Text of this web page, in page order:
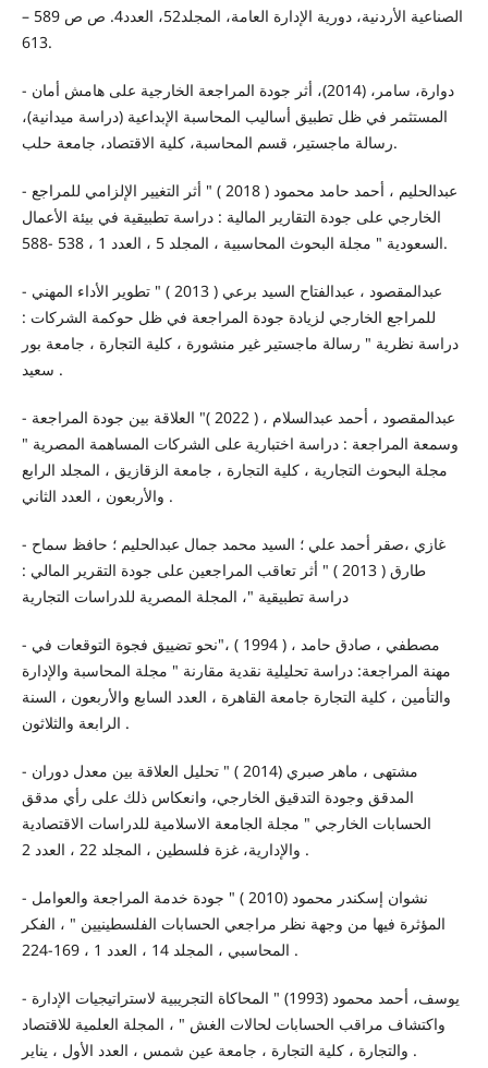
الصناعية الأردنية، دورية الإدارة العامة، المجلد52، العدد4. ص ص 589 –
613.
- دوارة، سامر، (2014)، أثر جودة المراجعة الخارجية على هامش أمان
المستثمر في ظل تطبيق أساليب المحاسبة الإبداعية (دراسة ميدانية)،
رسالة ماجستير، قسم المحاسبة، كلية الاقتصاد، جامعة حلب.
- عبدالحليم ، أحمد حامد محمود ( 2018 ) " أثر التغيير الإلزامي للمراجع
الخارجي على جودة التقارير المالية : دراسة تطبيقية في بيئة الأعمال
السعودية " مجلة البحوث المحاسبية ، المجلد 5 ، العدد 1 ، 538 -588.
- عبدالمقصود ، عبدالفتاح السيد برعي ( 2013 ) " تطوير الأداء المهني
للمراجع الخارجي لزيادة جودة المراجعة في ظل حوكمة الشركات :
دراسة نظرية " رسالة ماجستير غير منشورة ، كلية التجارة ، جامعة بور
سعيد .
- عبدالمقصود ، أحمد عبدالسلام ، ( 2022 )" العلاقة بين جودة المراجعة
وسمعة المراجعة : دراسة اختبارية على الشركات المساهمة المصرية "
مجلة البحوث التجارية ، كلية التجارة ، جامعة الزقازيق ، المجلد الرابع
والأربعون ، العدد الثاني .
- غازي ،صقر أحمد علي ؛ السيد محمد جمال عبدالحليم ؛ حافظ سماح
طارق ( 2013 ) " أثر تعاقب المراجعين على جودة التقرير المالي :
دراسة تطبيقية "، المجلة المصرية للدراسات التجارية
- مصطفي ، صادق حامد ، ( 1994 ) ،"نحو تضييق فجوة التوقعات في
مهنة المراجعة: دراسة تحليلية نقدية مقارنة " مجلة المحاسبة والإدارة
والتأمين ، كلية التجارة جامعة القاهرة ، العدد السابع والأربعون ، السنة
الرابعة والثلاثون .
- مشتهى ، ماهر صبري (2014 ) " تحليل العلاقة بين معدل دوران
المدقق وجودة التدقيق الخارجي، وانعكاس ذلك على رأي مدقق
الحسابات الخارجي " مجلة الجامعة الاسلامية للدراسات الاقتصادية
والإدارية، غزة فلسطين ، المجلد 22 ، العدد 2 .
- نشوان إسكندر محمود (2010 ) " جودة خدمة المراجعة والعوامل
المؤثرة فيها من وجهة نظر مراجعي الحسابات الفلسطينيين " ، الفكر
المحاسبي ، المجلد 14 ، العدد 1 ، 169-224 .
- يوسف، أحمد محمود (1993) " المحاكاة التجريبية لاستراتيجيات الإدارة
واكتشاف مراقب الحسابات لحالات الغش " ، المجلة العلمية للاقتصاد
والتجارة ، كلية التجارة ، جامعة عين شمس ، العدد الأول ، يناير .